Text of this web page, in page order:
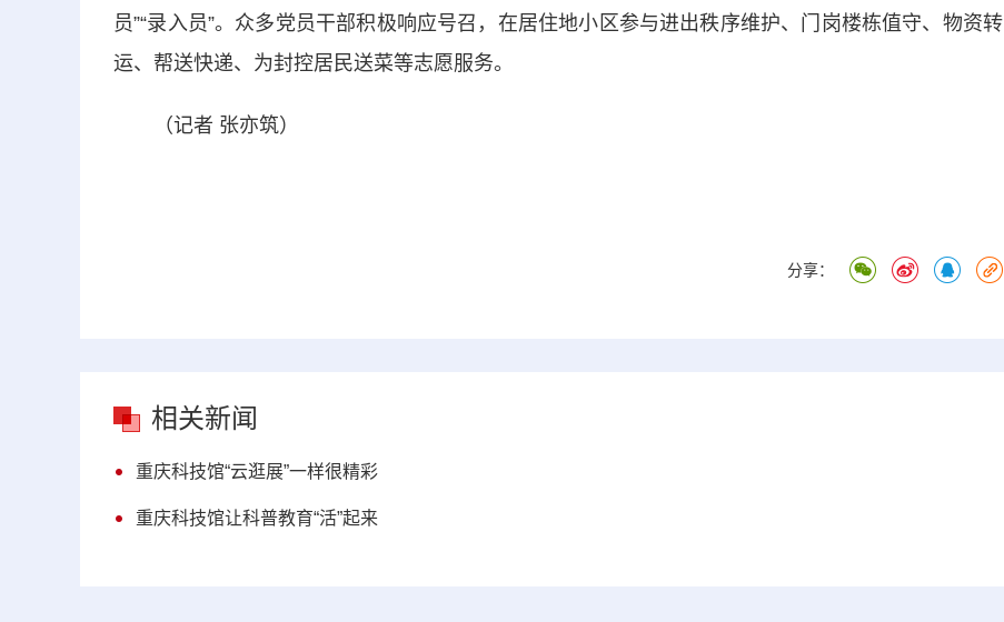
员”“录入员”。众多党员干部积极响应号召，在居住地小区参与进出秩序维护、门岗楼栋值守、物资转
运、帮送快递、为封控居民送菜等志愿服务。
（记者 张亦筑）
分享：
相关新闻
重庆科技馆“云逛展”一样很精彩
重庆科技馆让科普教育“活”起来